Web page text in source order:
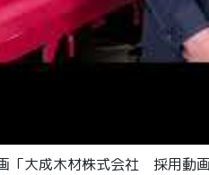
「大成木材株式会社 採用動